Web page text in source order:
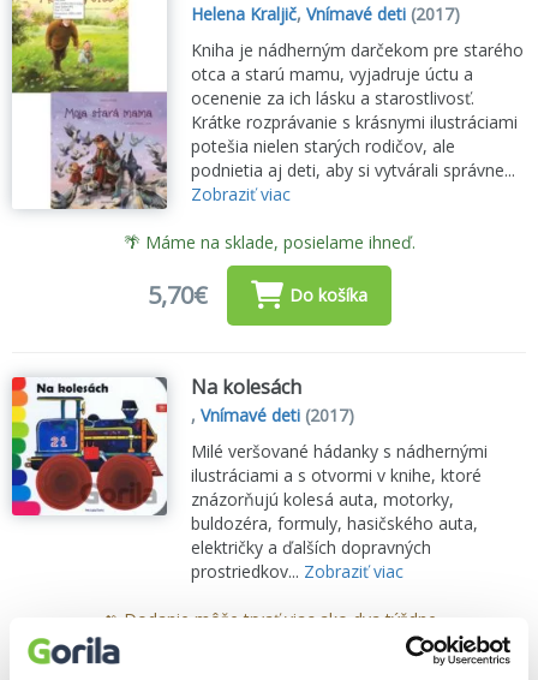
Helena Kraljič,Vnímavé deti (2017)
Kniha je nádherným darčekom pre starého
otca a starú mamu, vyjadruje úctu a
ocenenie za ich lásku a starostlivosť.
Krátke rozprávanie s krásnymi ilustráciami
potešia nielen starých rodičov, ale
podnietia aj deti, aby si vytvárali správne...
Zobraziť viac
🌴 Máme na sklade, posielame ihneď.
5,70€ Do košíka
Na kolesách
,Vnímavé deti (2017)
Milé veršované hádanky s nádhernými
ilustráciami a s otvormi v knihe, ktoré
znázorňujú kolesá auta, motorky,
buldozéra, formuly, hasičského auta,
električky a ďalších dopravných
prostriedkov... Zobraziť viac
🍌 Dodanie môže trvať viac ako dva týždne